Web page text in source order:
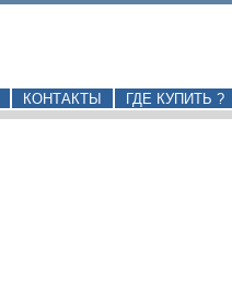
КОНТАКТЫ ГДЕ КУПИТЬ ?